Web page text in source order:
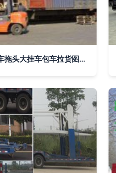
【江门到扬州13米平板车拖头大挂车包车拉货图片】江门到扬州13米平板车拖头大挂车包车拉货